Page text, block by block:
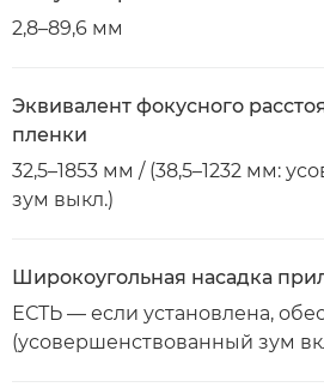
2,8–89,6 мм
Эквивалент фокусного
пленки
32,5–1853 мм / (38,5–1232 мм:
зум выкл.)
Широкоугольная насадка
ЕСТЬ — если установлена,
(усовершенствованный зум